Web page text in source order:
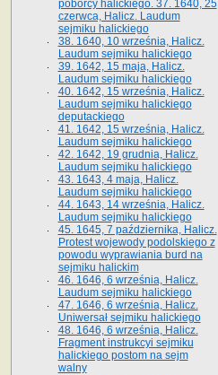
poborcy halickiego. 37. 1640, 25
czerwca, Halicz. Laudum
sejmiku halickiego
38. 1640, 10 września, Halicz.
Laudum sejmiku halickiego
39. 1642, 15 maja, Halicz.
Laudum sejmiku halickiego
40. 1642, 15 września, Halicz.
Laudum sejmiku halickiego
deputackiego
41. 1642, 15 września, Halicz.
Laudum sejmiku halickiego
42. 1642, 19 grudnia, Halicz.
Laudum sejmiku halickiego
43. 1643, 4 maja, Halicz.
Laudum sejmiku halickiego
44. 1643, 14 września, Halicz.
Laudum sejmiku halickiego
45. 1645, 7 października, Halicz.
Protest wojewody podolskiego z
powodu wyprawiania burd na
sejmiku halickim
46. 1646, 6 września, Halicz.
Laudum sejmiku halickiego
47. 1646, 6 września, Halicz.
Uniwersał sejmiku halickiego
48. 1646, 6 września, Halicz.
Fragment instrukcyi sejmiku
halickiego postom na sejm
walny